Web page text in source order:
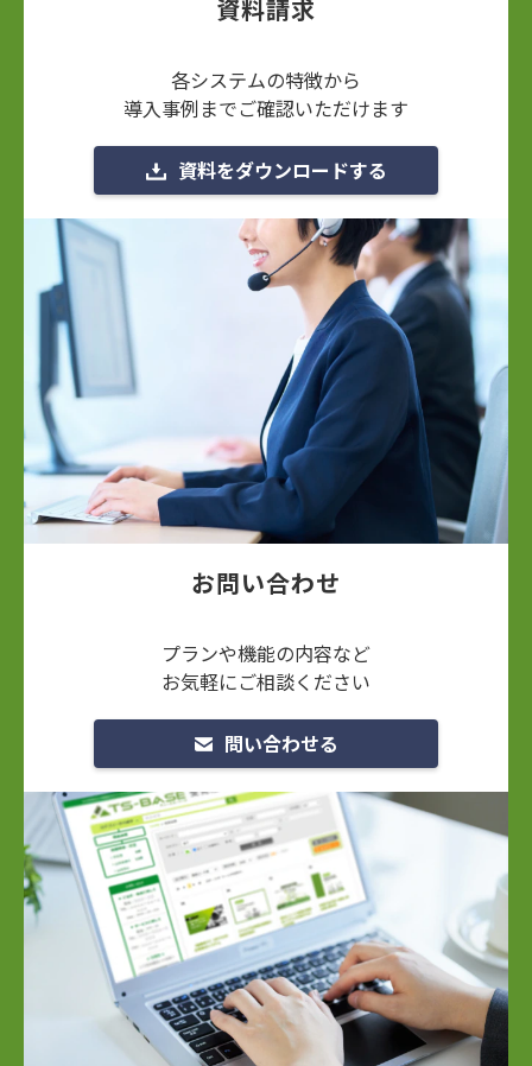
資料請求
各システムの特徴から
導入事例までご確認いただけます
資料をダウンロードする
お問い合わせ
プランや機能の内容など
お気軽にご相談ください
問い合わせる